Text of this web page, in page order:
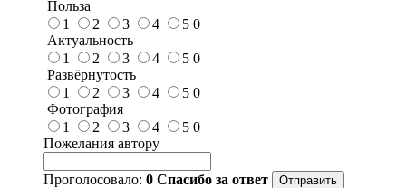
Польза
1
2 3 4 5 0
Актуальность
1
2 3 4 5 0
Развёрнутость
1
2 3 4 5 0
Фотография
1
2 3 4 5 0
Пожелания автору
Проголосовало: 0 Спасибо за ответ